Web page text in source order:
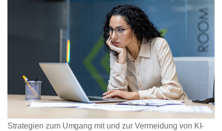
Strategien zum Umgang mit und zur Vermeidung von KI-